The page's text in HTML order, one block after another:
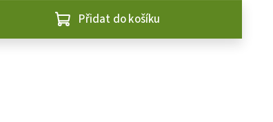
Přidat do košíku